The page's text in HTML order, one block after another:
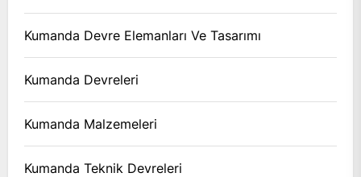
Kumanda Devre Elemanları Ve Tasarımı
Kumanda Devreleri
Kumanda Malzemeleri
Kumanda Teknik Devreleri